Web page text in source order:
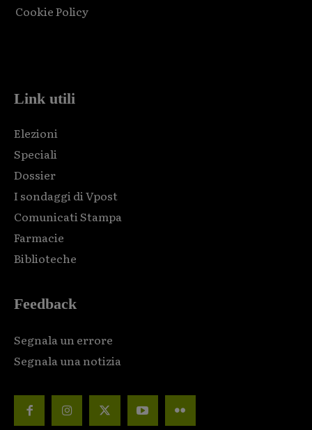
Cookie Policy
Link utili
Elezioni
Speciali
Dossier
I sondaggi di Vpost
Comunicati Stampa
Farmacie
Biblioteche
Feedback
Segnala un errore
Segnala una notizia